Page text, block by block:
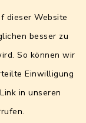
dieser Website
besser zu
So können wir
Einwilligung
in unseren